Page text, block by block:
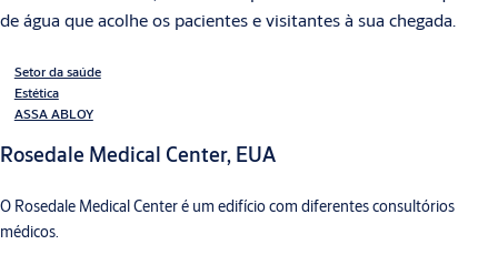
de água que acolhe os pacientes e visitantes à sua chegada.
Setor da saúde
Estética
ASSA ABLOY
Rosedale Medical Center, EUA
O Rosedale Medical Center é um edifício com diferentes consultórios
médicos.